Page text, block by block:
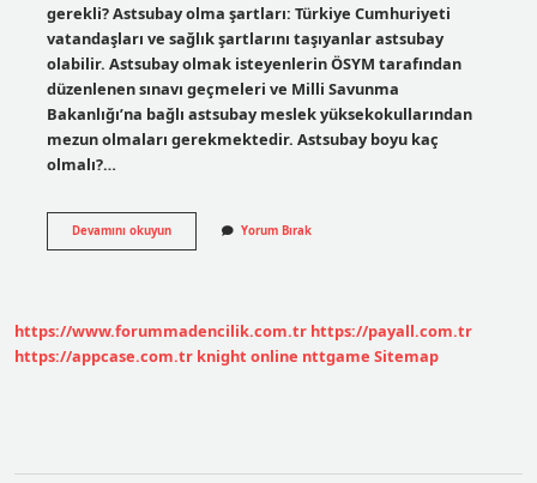
gerekli? Astsubay olma şartları: Türkiye Cumhuriyeti
vatandaşları ve sağlık şartlarını taşıyanlar astsubay
olabilir. Astsubay olmak isteyenlerin ÖSYM tarafından
düzenlenen sınavı geçmeleri ve Milli Savunma
Bakanlığı’na bağlı astsubay meslek yüksekokullarından
mezun olmaları gerekmektedir. Astsubay boyu kaç
olmalı?…
Devamını okuyunLiseyi
Bitiren
Yorum Bırak
https://www.forummadencilik.com.tr https://payall.com.tr
https://appcase.com.tr knight online nttgame Sitemap